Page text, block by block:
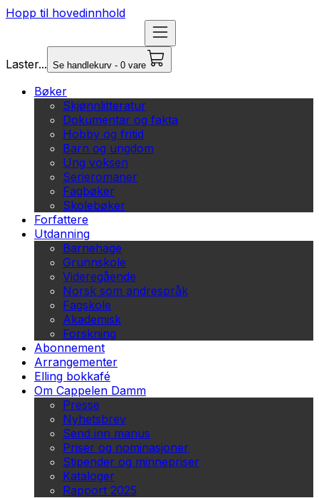
Hopp til hovedinnhold
Laster... Se handlekurv - 0 vare
Bøker
Skjønnlitteratur
Dokumentar og fakta
Hobby og fritid
Barn og ungdom
Ung voksen
Serieromaner
Fagbøker
Skolebøker
Forfattere
Utdanning
Barnehage
Grunnskole
Videregående
Norsk som andrespråk
Fagskole
Akademisk
Forskning
Abonnement
Arrangementer
Elling bokkafé
Om Cappelen Damm
Presse
Nyhetsbrev
Send inn manus
Priser og nominasjoner
Stipender og minnepriser
Kataloger
Rapport 2025